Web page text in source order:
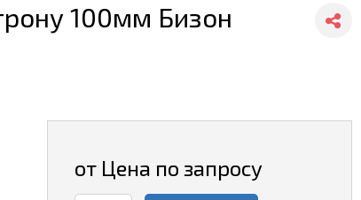
100мм Бизон
от Цена по запросу